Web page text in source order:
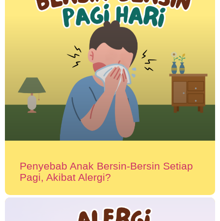
Penyebab Anak Bersin-Bersin Setiap
Pagi, Akibat Alergi?